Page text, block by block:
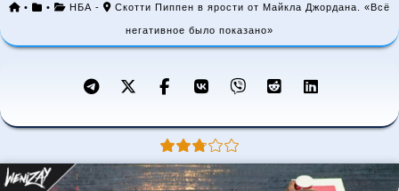
• • НБА - Скотти Пиппен в ярости от Майкла Джордана. «Всё
негативное было показано»